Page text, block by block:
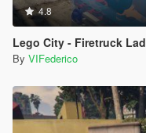
4.8
Lego City - Firetruck
By VIFederico